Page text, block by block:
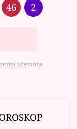
46 2
hře může